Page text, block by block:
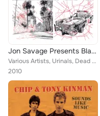
Jon Savage Presents Black Hole - Californian Punk 1977-80
Various Artists, Urinals, Dead Kennedys, The Avengers, The Offs, The Sleepers, Middle Class, The Randoms, The Germs, The Zeros, ...
2010